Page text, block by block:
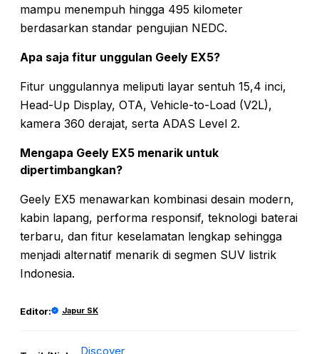
mampu menempuh hingga 495 kilometer
berdasarkan standar pengujian NEDC.
Apa saja fitur unggulan Geely EX5?
Fitur unggulannya meliputi layar sentuh 15,4 inci,
Head-Up Display, OTA, Vehicle-to-Load (V2L),
kamera 360 derajat, serta ADAS Level 2.
Mengapa Geely EX5 menarik untuk
dipertimbangkan?
Geely EX5 menawarkan kombinasi desain modern,
kabin lapang, performa responsif, teknologi baterai
terbaru, dan fitur keselamatan lengkap sehingga
menjadi alternatif menarik di segmen SUV listrik
Indonesia.
Editor: Japur SK
Discover